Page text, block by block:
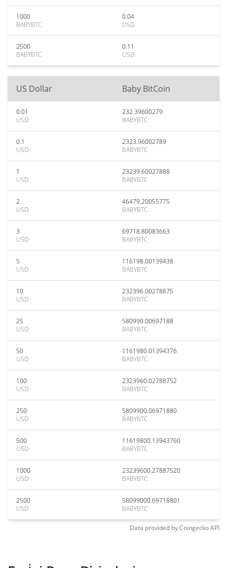
1000
BABYBTC
0.04
USD
2500
BABYBTC
0.11
USD
US Dollar Baby BitCoin
0.01
USD
232.39600279
BABYBTC
0.1
USD
2323.96002789
BABYBTC
1
USD
23239.60027888
BABYBTC
2
USD
46479.20055775
BABYBTC
3
USD
69718.80083663
BABYBTC
5
USD
116198.00139438
BABYBTC
10
USD
232396.00278875
BABYBTC
25
USD
580990.00697188
BABYBTC
50
USD
1161980.01394376
BABYBTC
100
USD
2323960.02788752
BABYBTC
250
USD
5809900.06971880
BABYBTC
500
USD
11619800.13943760
BABYBTC
1000
USD
23239600.27887520
BABYBTC
2500
USD
58099000.69718801
BABYBTC
Data provided byCoingeckoAPI